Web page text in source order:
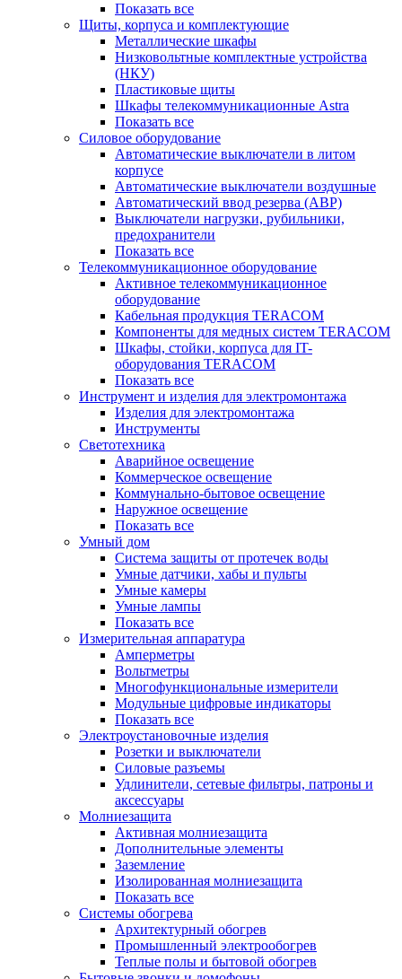
Показать все
Щиты, корпуса и комплектующие
Металлические шкафы
Низковольтные комплектные устройства
(НКУ)
Пластиковые щиты
Шкафы телекоммуникационные Astra
Показать все
Силовое оборудование
Автоматические выключатели в литом
корпусе
Автоматические выключатели воздушные
Автоматический ввод резерва (АВР)
Выключатели нагрузки, рубильники,
предохранители
Показать все
Телекоммуникационное оборудование
Активное телекоммуникационное
оборудование
Кабельная продукция TERACOM
Компоненты для медных систем TERACOM
Шкафы, стойки, корпуса для IT-
оборудования TERACOM
Показать все
Инструмент и изделия для электромонтажа
Изделия для электромонтажа
Инструменты
Светотехника
Аварийное освещение
Коммерческое освещение
Коммунально-бытовое освещение
Наружное освещение
Показать все
Умный дом
Система защиты от протечек воды
Умные датчики, хабы и пульты
Умные камеры
Умные лампы
Показать все
Измерительная аппаратура
Амперметры
Вольтметры
Многофункциональные измерители
Модульные цифровые индикаторы
Показать все
Электроустановочные изделия
Розетки и выключатели
Силовые разъемы
Удлинители, сетевые фильтры, патроны и
аксессуары
Молниезащита
Активная молниезащита
Дополнительные элементы
Заземление
Изолированная молниезащита
Показать все
Системы обогрева
Архитектурный обогрев
Промышленный электрообогрев
Теплые полы и бытовой обогрев